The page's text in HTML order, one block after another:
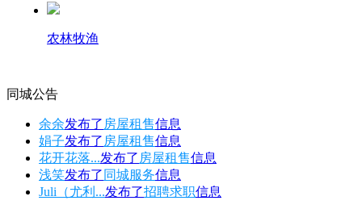
农林牧渔
同城公告
余余发布了 房屋租售信息
娟子发布了 房屋租售信息
花开花落...发布了 房屋租售信息
浅笑发布了 同城服务信息
Juli（尤利...发布了招聘求职信息